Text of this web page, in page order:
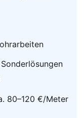
Sonderlösungen
80–120 €/Meter